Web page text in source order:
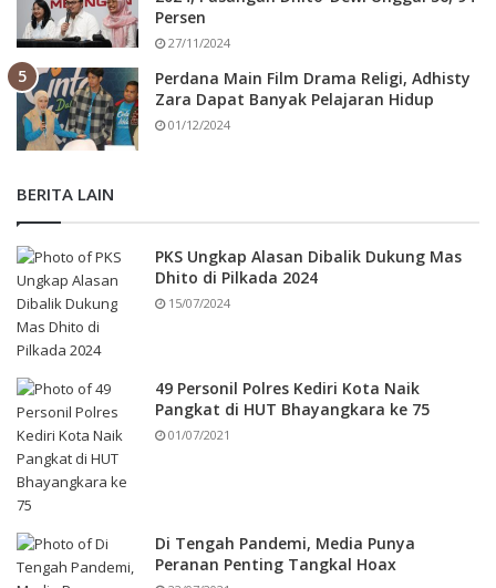
Persen
27/11/2024
Perdana Main Film Drama Religi, Adhisty
Zara Dapat Banyak Pelajaran Hidup
01/12/2024
BERITA LAIN
PKS Ungkap Alasan Dibalik Dukung Mas
Dhito di Pilkada 2024
15/07/2024
49 Personil Polres Kediri Kota Naik
Pangkat di HUT Bhayangkara ke 75
01/07/2021
Di Tengah Pandemi, Media Punya
Peranan Penting Tangkal Hoax